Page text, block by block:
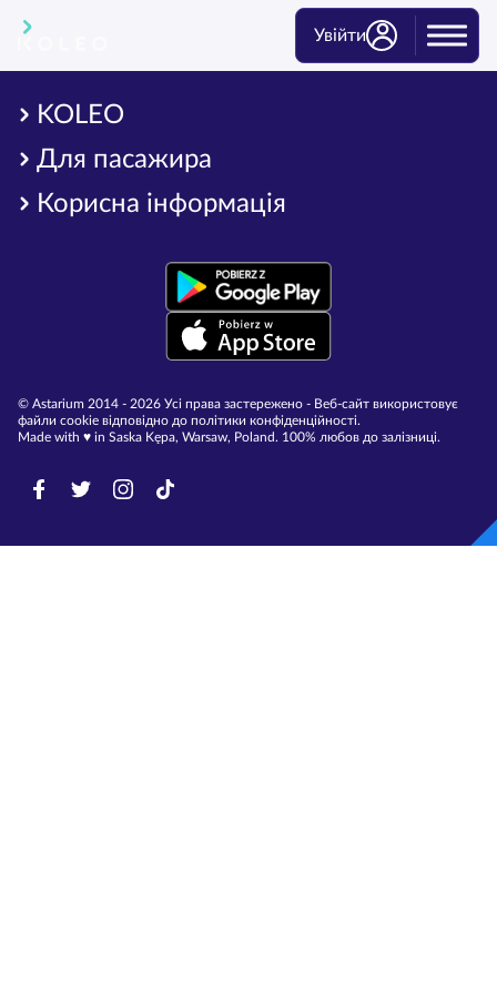
Увійти
KOLEO
Для пасажира
Корисна інформація
© Astarium 2014 - 2026 Усі права застережено - Веб-сайт використовує
файли cookie відповідно до політики конфіденційності.
Made with ♥︎ in Saska Kępa, Warsaw, Poland. 100% любов до залізниці.